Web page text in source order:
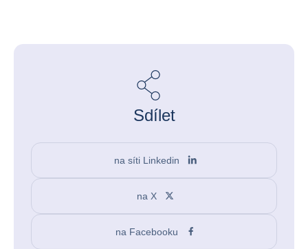
Sdílet
na síti Linkedin
na X
na Facebooku